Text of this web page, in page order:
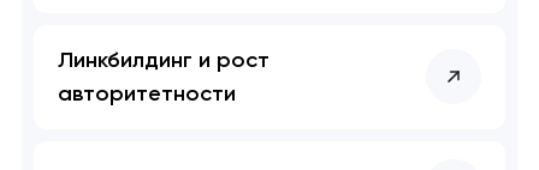
Линкбилдинг и рост
авторитетности